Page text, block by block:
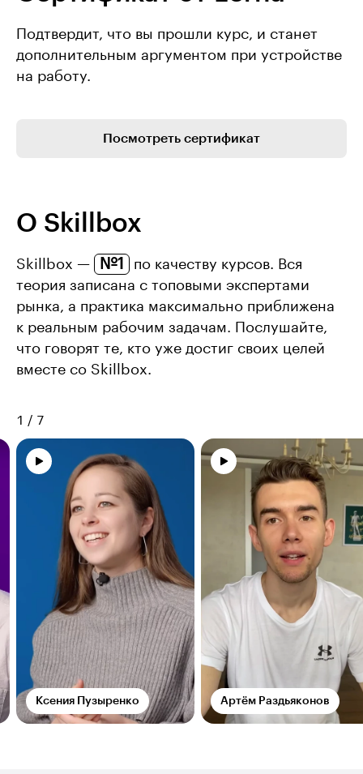
Подтвердит, что вы прошли курс, и станет
дополнительным аргументом при устройстве
на работу.
Посмотреть сертификат
О Skillbox
Skillbox — №1
по качеству курсов. Вся
теория записана с топовыми экспертами
рынка, а практика максимально приближена
к реальным рабочим задачам. Послушайте,
что говорят те, кто уже достиг своих целей
вместе со Skillbox.
1 / 7
Ксения Пузыренко Артём Раздьяконов